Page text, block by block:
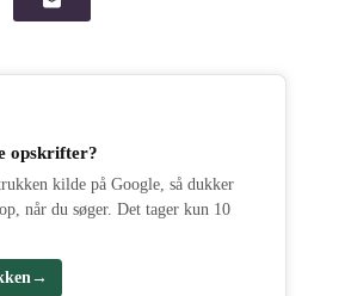
opskrifter?
kilde på Google, så dukker
når du søger. Det tager kun 10
→